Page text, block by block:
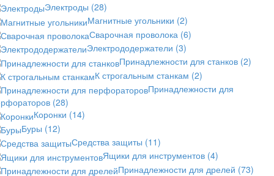
Электроды (28)
Магнитные угольники (2)
Сварочная проволока (6)
Электрододержатели (3)
Принадлежности для станков (2)
К строгальным станкам (2)
Принадлежности для
(28)
Коронки (14)
Буры (12)
Средства защиты (11)
Ящики для инструментов (4)
Принадлежности для дрелей (73)